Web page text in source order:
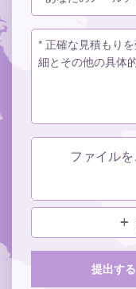
ファイル
提出する